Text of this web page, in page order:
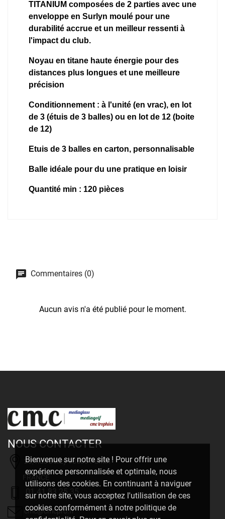
Bienvenue sur notre site ! Pour offrir une
expérience personnalisée et optimale, nous
utilisons des cookies. En continuant à naviguer
sur notre site, vous acceptez l'utilisation de ces
cookies conformément à notre politique de
TITANIUM composées de 2 parties avec une
enveloppe en Surlyn moulé pour une
durabilité accrue et un meilleur ressenti à
l'impact du club.
Noyau en titane haute énergie pour des
distances plus longues et une meilleure
précision
Conditionnement : à l'unité (en vrac), en lot
de 3 (étuis de 3 balles) ou en lot de 12 (boite
de 12)
Etuis de 3 balles en carton, personnalisable
Balle idéale pour du une pratique en loisir
Quantité min : 120 pièces
Commentaires (0)
Aucun avis n'a été publié pour le moment.
NOUS CONTACTER
20, Rue Delizy 93500 Pantin
FRANCE
01 41 83 25 35
cmc@cmcpro.fr